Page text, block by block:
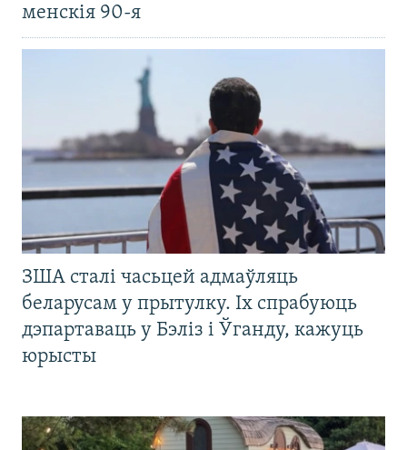
менскія 90-я
ЗША сталі часьцей адмаўляць
беларусам у прытулку. Іх спрабуюць
дэпартаваць у Бэліз і Ўганду, кажуць
юрысты